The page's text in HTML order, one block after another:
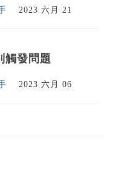
2023 六月 21
觸發問題
2023 六月 06